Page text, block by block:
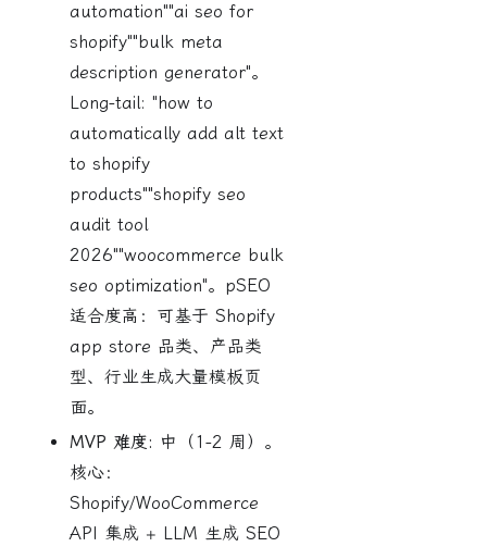
automation""ai seo for
shopify""bulk meta
description generator"。
Long-tail: "how to
automatically add alt text
to shopify
products""shopify seo
audit tool
2026""woocommerce bulk
seo optimization"。pSEO
适合度高：可基于 Shopify
app store 品类、产品类
型、行业生成大量模板页
面。
MVP 难度: 中（1-2 周）。
核心：
Shopify/WooCommerce
API 集成 + LLM 生成 SEO